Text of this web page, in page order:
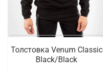
Толстовка Venum Classic
Black/Black